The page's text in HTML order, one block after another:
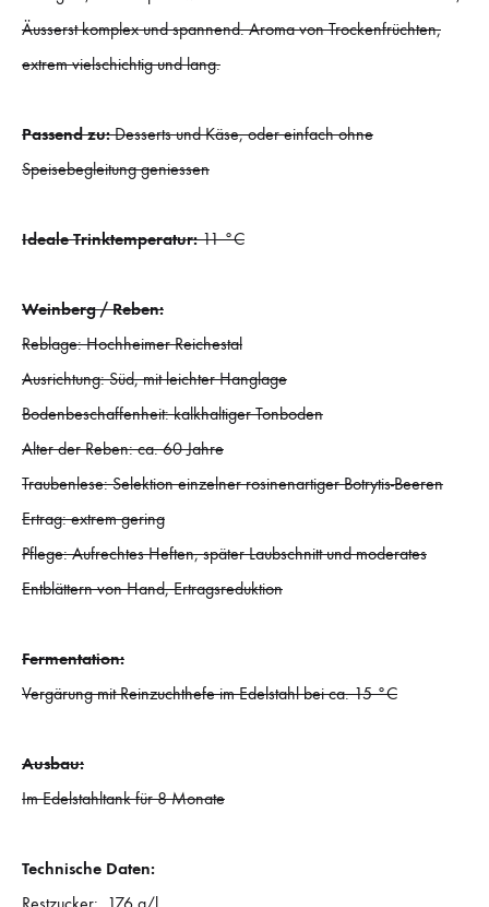
Äusserst komplex und spannend. Aroma von Trockenfrüchten,
extrem vielschichtig und lang.
Passend zu:Desserts und Käse, oder einfach ohne
Speisebegleitung geniessen
Ideale Trinktemperatur:11 °C
Weinberg / Reben:
Reblage: Hochheimer Reichestal
Ausrichtung: Süd, mit leichter Hanglage
Bodenbeschaffenheit: kalkhaltiger Tonboden
Alter der Reben: ca. 60 Jahre
Traubenlese: Selektion einzelner rosinenartiger Botrytis-Beeren
Ertrag: extrem gering
Pflege: Aufrechtes Heften, später Laubschnitt und moderates
Entblättern von Hand, Ertragsreduktion
Fermentation:
Vergärung mit Reinzuchthefe im Edelstahl bei ca. 15 °C
Ausbau:
Im Edelstahltank für 8 Monate
Technische Daten: